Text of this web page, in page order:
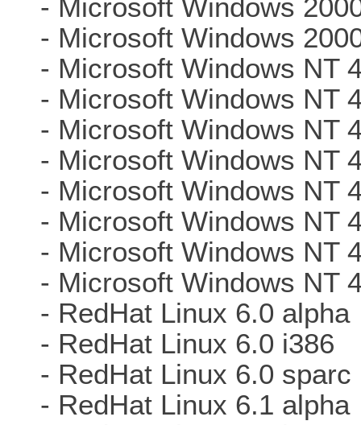
- Microsoft Windows
- Microsoft Windows
- Microsoft Windows NT
- Microsoft Windows NT
- Microsoft Windows NT
- Microsoft Windows NT
- Microsoft Windows NT
- Microsoft Windows NT
- Microsoft Windows NT
- Microsoft Windows NT
- RedHat Linux 6.0 alpha
- RedHat Linux 6.0 i386
- RedHat Linux 6.0 sparc
- RedHat Linux 6.1 alpha